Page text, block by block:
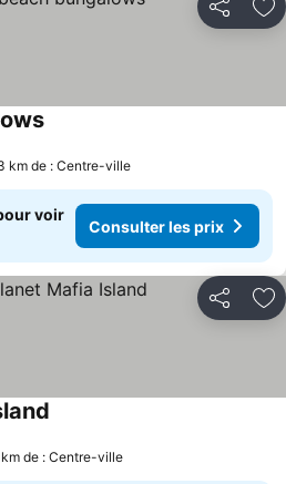
Partager
Consulter les prix
km de : Centre-ville
voir
Consulter les prix
Partager
km de : Centre-ville